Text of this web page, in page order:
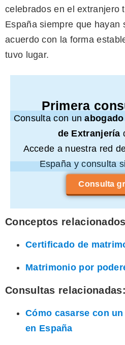
celebrados en el extranjero
España siempre que hayan
acuerdo con la forma
tuvo lugar.
Primera
Consulta con un
de Extranjería
Accede a nuestra red
España y consulta
Consulta
Conceptos
Certificado de
Matrimonio por
Consultas relacionadas:
Cómo casarse con
en España